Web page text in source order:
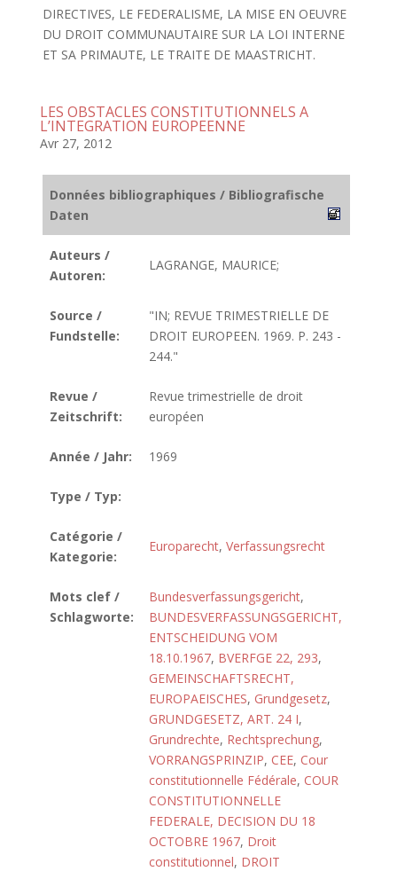
DIRECTIVES, LE FEDERALISME, LA MISE EN OEUVRE
DU DROIT COMMUNAUTAIRE SUR LA LOI INTERNE
ET SA PRIMAUTE, LE TRAITE DE MAASTRICHT.
LES OBSTACLES CONSTITUTIONNELS A
L’INTEGRATION EUROPEENNE
Avr 27, 2012
Données bibliographiques / Bibliografische
Daten
Auteurs /
Autoren:
LAGRANGE, MAURICE;
Source /
Fundstelle:
"IN; REVUE TRIMESTRIELLE DE
DROIT EUROPEEN. 1969. P. 243 -
244."
Revue /
Zeitschrift:
Revue trimestrielle de droit
européen
Année / Jahr: 1969
Type / Typ:
Catégorie /
Kategorie:
Europarecht, Verfassungsrecht
Mots clef /
Schlagworte:
Bundesverfassungsgericht,
BUNDESVERFASSUNGSGERICHT,
ENTSCHEIDUNG VOM
18.10.1967, BVERFGE 22, 293,
GEMEINSCHAFTSRECHT,
EUROPAEISCHES, Grundgesetz,
GRUNDGESETZ, ART. 24 I,
Grundrechte, Rechtsprechung,
VORRANGSPRINZIP, CEE, Cour
constitutionnelle Fédérale, COUR
CONSTITUTIONNELLE
FEDERALE, DECISION DU 18
OCTOBRE 1967, Droit
constitutionnel, DROIT